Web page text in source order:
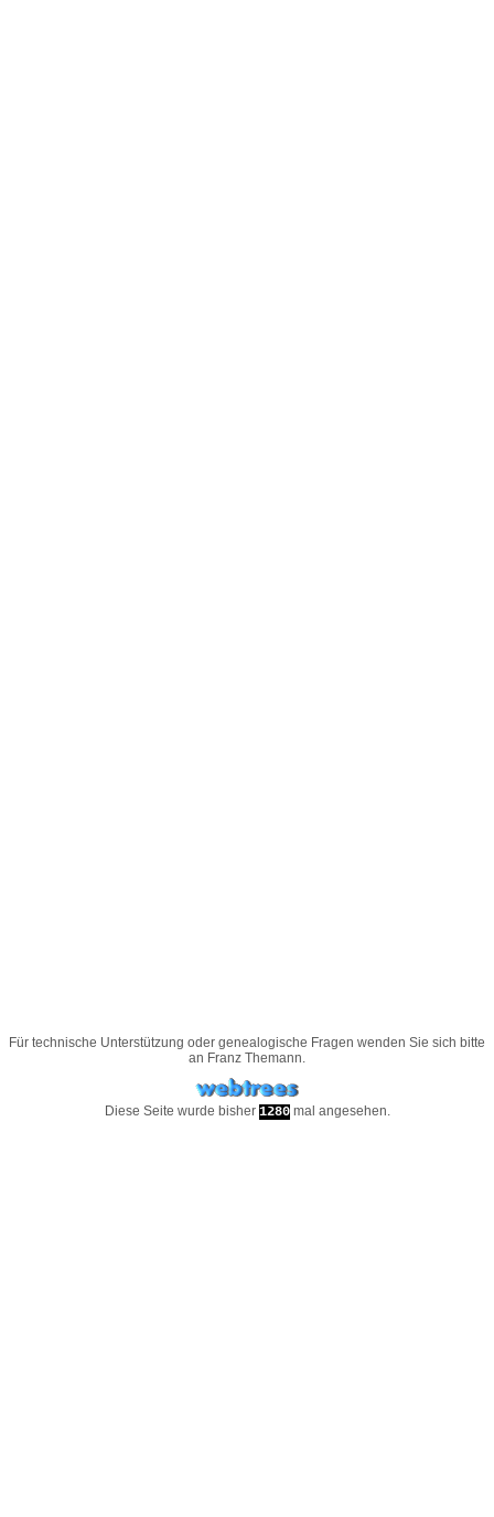
Für technische Unterstützung oder genealogische Fragen wenden Sie sich bitte
an Franz Themann.
Diese Seite wurde bisher 1280mal angesehen.